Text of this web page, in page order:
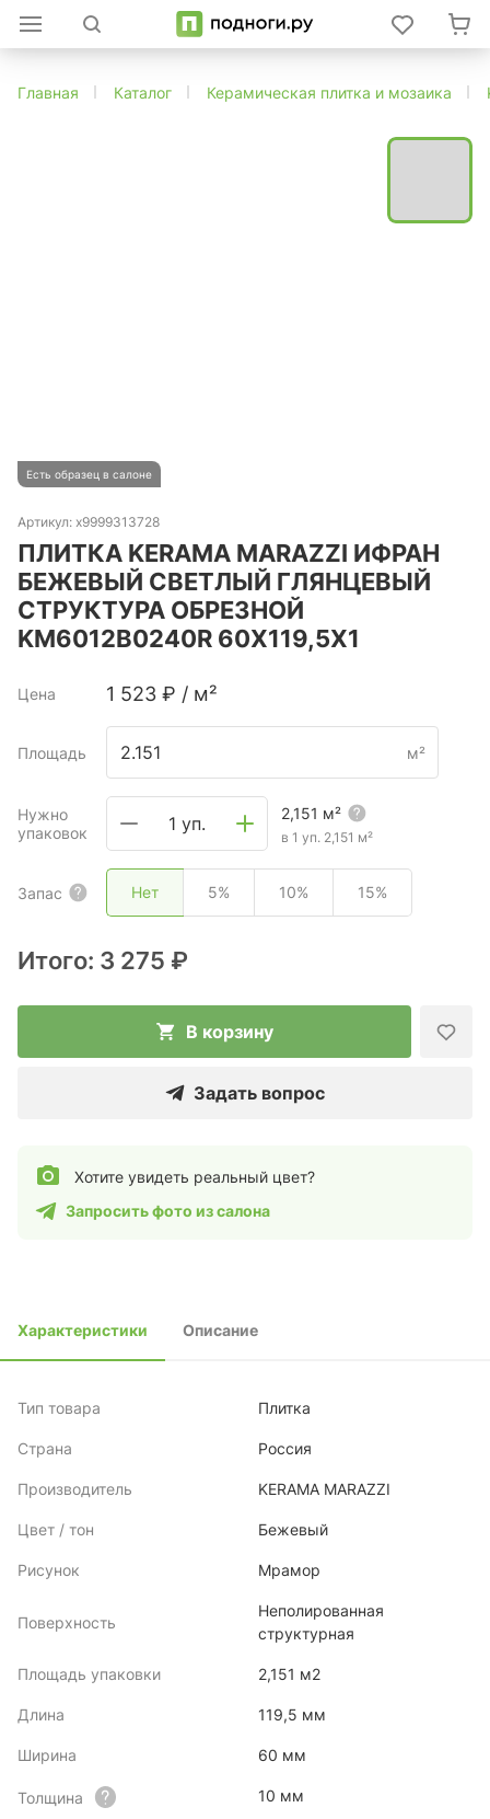
Главная Каталог Керамическая плитка и мозаика
Есть образец в салоне
Артикул: х9999313728
ПЛИТКА KERAMA MARAZZI ИФРАН
БЕЖЕВЫЙ СВЕТЛЫЙ ГЛЯНЦЕВЫЙ
СТРУКТУРА ОБРЕЗНОЙ
KM6012B0240R 60X119,5X1
Цена 1 523 ₽ / м²
Площадь м²
Нужно
упаковок
1 уп. 2,151 м²
в 1 уп. 2,151 м²
Запас Нет 5% 10% 15%
Итого: 3 275 ₽
В корзину
Задать вопрос
Хотите увидеть реальный цвет?
Запросить фото из салона
Характеристики Описание
Тип товара Плитка
Страна Россия
Производитель KERAMA MARAZZI
Цвет / тон Бежевый
Рисунок Мрамор
Поверхность
Неполированная
структурная
Площадь упаковки 2,151 м2
Длина 119,5 мм
Ширина 60 мм
Толщина 10 мм